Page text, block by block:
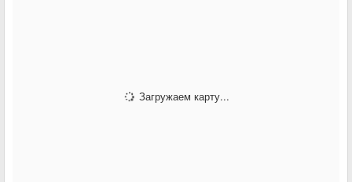
Загружаем карту...